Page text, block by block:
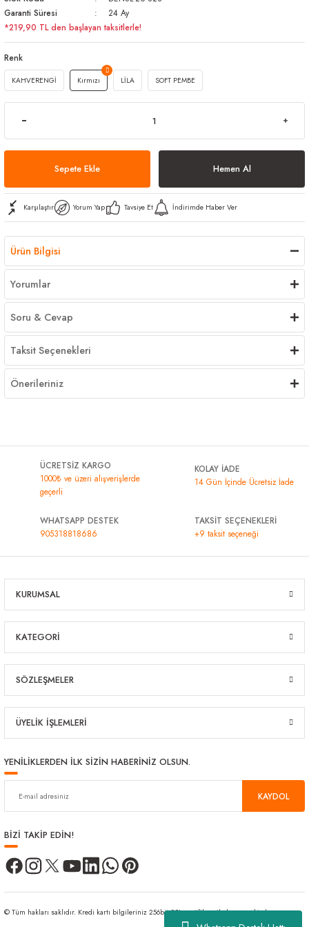
Bezler
Garanti Süresi
24 Ay
*219,90 TL den başlayan taksitlerle!
Renk
KAHVERENGİ Kırmızı LİLA SOFT PEMBE
Sepete Ekle Hemen Al
Karşılaştır Yorum Yap Tavsiye Et İndirimde Haber Ver
Ürün Bilgisi
Yorumlar
Soru & Cevap
Taksit Seçenekleri
Önerileriniz
ÜCRETSİZ KARGO
1000₺ ve üzeri alışverişlerde
geçerli
KOLAY İADE
14 Gün İçinde Ücretsiz İade
WHATSAPP DESTEK
905318818686
TAKSİT SEÇENEKLERİ
+9 taksit seçeneği
KURUMSAL
KATEGORİ
SÖZLEŞMELER
ÜYELİK İŞLEMLERİ
YENİLİKLERDEN İLK SİZİN HABERİNİZ OLSUN.
KAYDOL
BİZİ TAKİP EDİN!
© Tüm hakları saklıdır. Kredi kartı bilgileriniz 256bit SSL sertifikası ile korunmaktadır.